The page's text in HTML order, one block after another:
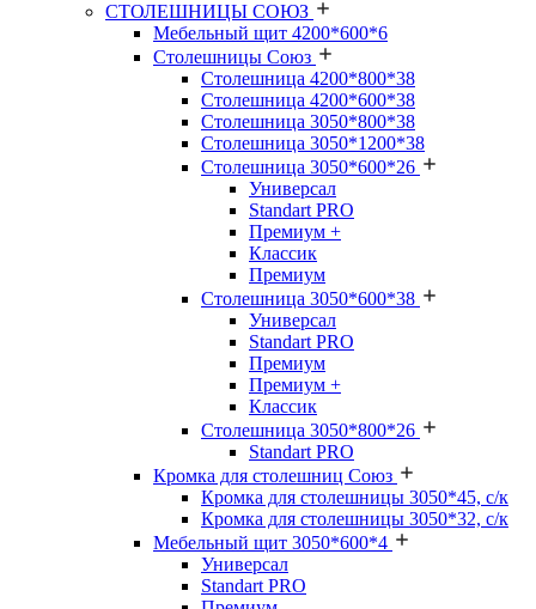
СТОЛЕШНИЦЫ СОЮЗ
Мебельный щит 4200*600*6
Столешницы Союз
Столешница 4200*800*38
Столешница 4200*600*38
Столешница 3050*800*38
Столешница 3050*1200*38
Столешница 3050*600*26
Универсал
Standart PRO
Премиум +
Классик
Премиум
Столешница 3050*600*38
Универсал
Standart PRO
Премиум
Премиум +
Классик
Столешница 3050*800*26
Standart PRO
Кромка для столешниц Союз
Кромка для столешницы 3050*45, с/к
Кромка для столешницы 3050*32, с/к
Мебельный щит 3050*600*4
Универсал
Standart PRO